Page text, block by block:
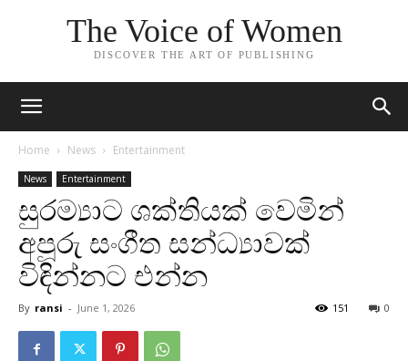
The Voice of Women
DISCOVER THE ART OF PUBLISHING
Home News Entertainment
News Entertainment
සුරම්‍යාට ශක්තියක් වෙමින්
අපූරු සංගීත සන්ධ්‍යාවක්
විඳින්නට එන්න
By ransi - June 1, 2026 0
151